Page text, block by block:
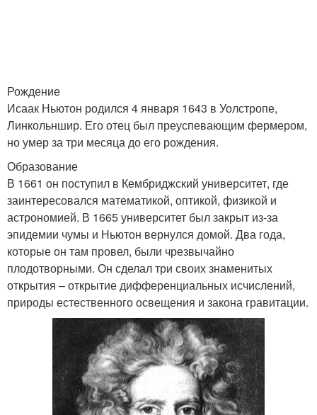
Рождение
Исаак Ньютон родился 4 января 1643 в Уолстропе,
Линкольншир. Его отец был преуспевающим фермером,
но умер за три месяца до его рождения.
Образование
В 1661 он поступил в Кембриджский университет, где
заинтересовался математикой, оптикой, физикой и
астрономией. В 1665 университет был закрыт из-за
эпидемии чумы и Ньютон вернулся домой. Два года,
которые он там провел, были чрезвычайно
плодотворными. Он сделал три своих знаменитых
открытия – открытие дифференциальных исчислений,
природы естественного освещения и закона гравитации.